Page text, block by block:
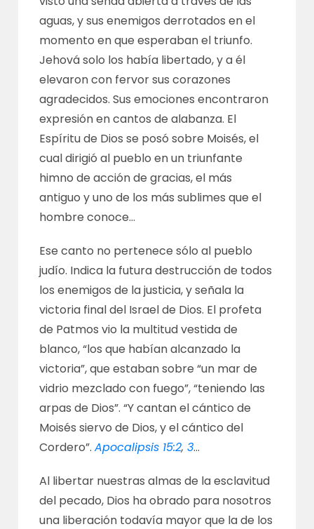
aguas, y sus enemigos derrotados en el
momento en que esperaban el triunfo.
Jehová solo los había libertado, y a él
elevaron con fervor sus corazones
agradecidos. Sus emociones encontraron
expresión en cantos de alabanza. El
Espíritu de Dios se posó sobre Moisés, el
cual dirigió al pueblo en un triunfante
himno de acción de gracias, el más
antiguo y uno de los más sublimes que el
hombre conoce…
Ese canto no pertenece sólo al pueblo
judío. Indica la futura destrucción de todos
los enemigos de la justicia, y señala la
victoria final del Israel de Dios. El profeta
de Patmos vio la multitud vestida de
blanco, “los que habían alcanzado la
victoria”, que estaban sobre “un mar de
vidrio mezclado con fuego”, “teniendo las
arpas de Dios”. “Y cantan el cántico de
Moisés siervo de Dios, y el cántico del
Cordero”.Apocalipsis 15:2,3…
Al libertar nuestras almas de la esclavitud
del pecado, Dios ha obrado para nosotros
una liberación todavía mayor que la de los